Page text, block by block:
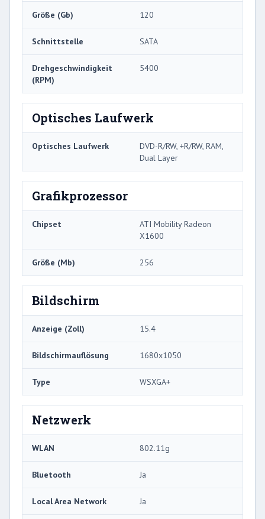
Größe (Gb) 120
Schnittstelle SATA
Drehgeschwindigkeit
(RPM)
5400
Optisches Laufwerk
Optisches Laufwerk
DVD-R/RW, +R/RW, RAM,
Dual Layer
Grafikprozessor
Chipset
ATI Mobility Radeon
X1600
Größe (Mb) 256
Bildschirm
Anzeige (Zoll) 15.4
Bildschirmauflösung 1680x1050
Type WSXGA+
Netzwerk
WLAN 802.11g
Bluetooth Ja
Local Area Network Ja